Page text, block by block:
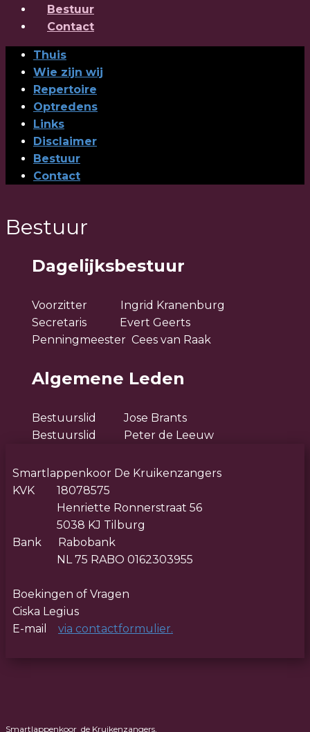
Bestuur
Contact
Thuis
Wie zijn wij
Repertoire
Optredens
Links
Disclaimer
Bestuur
Contact
Bestuur
Dagelijksbestuur
Voorzitter Ingrid Kranenburg
Secretaris Evert Geerts
Penningmeester Cees van Raak
Algemene Leden
Bestuurslid Jose Brants
Bestuurslid Peter de Leeuw
Smartlappenkoor De Kruikenzangers
KVK 18078575
Henriette Ronnerstraat 56
5038 KJ Tilburg
Bank Rabobank
NL 75 RABO 0162303955
Boekingen of Vragen
Ciska Legius
E-mail
via contactformulier.
Smartlappenkoor de Kruikenzangers,